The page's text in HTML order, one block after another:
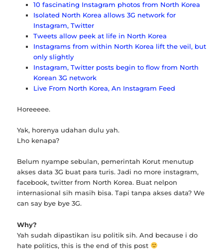
10 fascinating Instagram photos from North Korea
Isolated North Korea allows 3G network for
Instagram, Twitter
Tweets allow peek at life in North Korea
Instagrams from within North Korea lift the veil, but
only slightly
Instagram, Twitter posts begin to flow from North
Korean 3G network
Live From North Korea, An Instagram Feed
Horeeeee.
Yak, horenya udahan dulu yah.
Lho kenapa?
Belum nyampe sebulan, pemerintah Korut menutup
akses data 3G buat para turis. Jadi no more instagram,
facebook, twitter from North Korea. Buat nelpon
internasional sih masih bisa. Tapi tanpa akses data? We
can say bye bye 3G.
Why?
Yah sudah dipastikan isu politik sih. And because i do
hate politics, this is the end of this post